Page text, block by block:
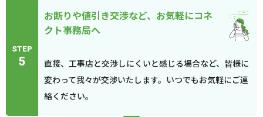
STEP
5
お断りや値引き交渉など、お気軽にコネ
クト事務局へ
直接、工事店と交渉しにくいと感じる場合など、皆様に
変わって我々が交渉いたします。いつでもお気軽にご連
絡ください。